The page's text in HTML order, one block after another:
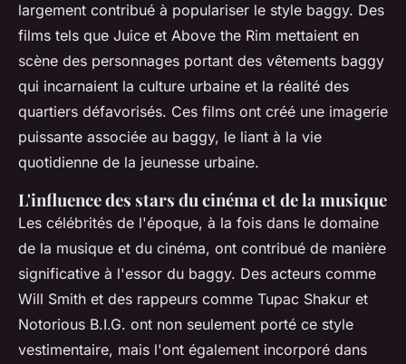
largement contribué à populariser le style baggy. Des
films tels que Juice et Above the Rim mettaient en
scène des personnages portant des vêtements baggy
qui incarnaient la culture urbaine et la réalité des
quartiers défavorisés. Ces films ont créé une imagerie
puissante associée au baggy, le liant à la vie
quotidienne de la jeunesse urbaine.
L'influence des stars du cinéma et de la musique
Les célébrités de l'époque, à la fois dans le domaine
de la musique et du cinéma, ont contribué de manière
significative à l'essor du baggy. Des acteurs comme
Will Smith et des rappeurs comme Tupac Shakur et
Notorious B.I.G. ont non seulement porté ce style
vestimentaire, mais l'ont également incorporé dans